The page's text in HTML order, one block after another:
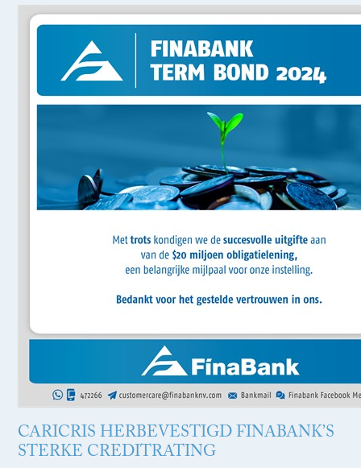
CARICRIS HERBEVESTIGD FINABANK’S
STERKE CREDITRATING